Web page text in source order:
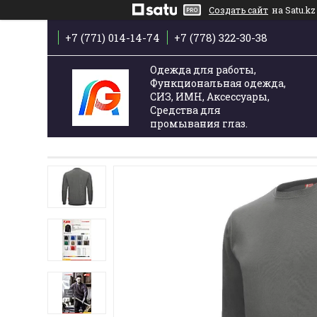
Создать сайт на Satu.kz
+7 (771) 014-14-74 +7 (778) 322-30-38
Одежда для работы,
Функциональная одежда,
СИЗ, ИМН, Аксессуары,
Средства для
промывания глаз.